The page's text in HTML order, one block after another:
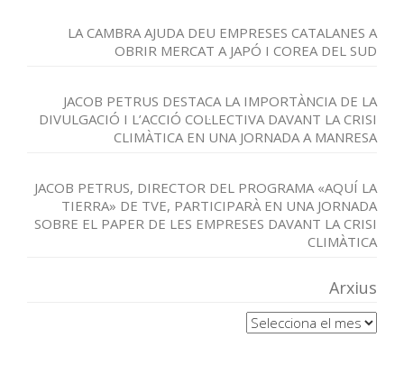
LA CAMBRA AJUDA DEU EMPRESES CATALANES A
OBRIR MERCAT A JAPÓ I COREA DEL SUD
JACOB PETRUS DESTACA LA IMPORTÀNCIA DE LA
DIVULGACIÓ I L’ACCIÓ COL·LECTIVA DAVANT LA CRISI
CLIMÀTICA EN UNA JORNADA A MANRESA
JACOB PETRUS, DIRECTOR DEL PROGRAMA «AQUÍ LA
TIERRA» DE TVE, PARTICIPARÀ EN UNA JORNADA
SOBRE EL PAPER DE LES EMPRESES DAVANT LA CRISI
CLIMÀTICA
Arxius
Arxius